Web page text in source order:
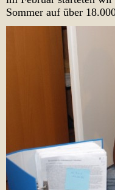
Sommer auf über